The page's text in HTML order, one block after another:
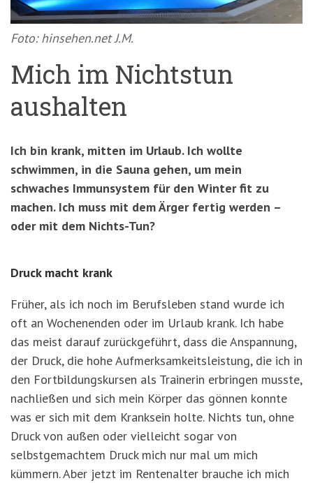
'2')
Foto: hinsehen.net J.M.
Mich im Nichtstun
aushalten
Ich bin krank, mitten im Urlaub. Ich wollte
schwimmen, in die Sauna gehen, um mein
schwaches Immunsystem für den Winter fit zu
machen. Ich muss mit dem Ärger fertig werden –
oder mit dem Nichts-Tun?
Druck macht krank
Früher, als ich noch im Berufsleben stand wurde ich
oft an Wochenenden oder im Urlaub krank. Ich habe
das meist darauf zurückgeführt, dass die Anspannung,
der Druck, die hohe Aufmerksamkeitsleistung, die ich in
den Fortbildungskursen als Trainerin erbringen musste,
nachließen und sich mein Körper das gönnen konnte
was er sich mit dem Kranksein holte. Nichts tun, ohne
Druck von außen oder vielleicht sogar von
selbstgemachtem Druck mich nur mal um mich
kümmern. Aber jetzt im Rentenalter brauche ich mich